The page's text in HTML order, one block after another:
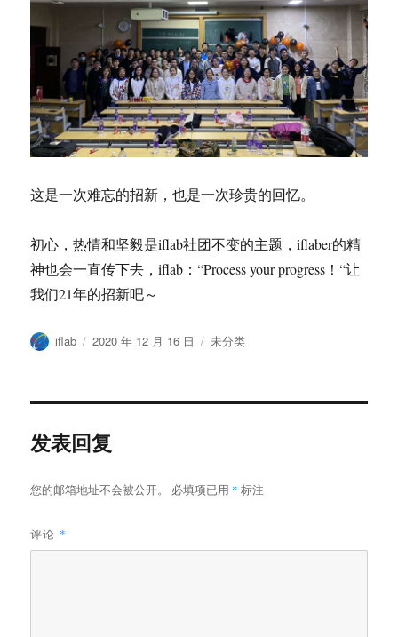
这是一次难忘的招新，也是一次珍贵的回忆。
初心，热情和坚毅是iflab社团不变的主题，iflaber的精
神也会一直传下去，iflab：“Process your progress！“让
我们21年的招新吧～
作
iflab
发
2020 年 12 月 16 日
分
未分类
发表回复
您的邮箱地址不会被公开。 必填项已用 * 标注
评论 *